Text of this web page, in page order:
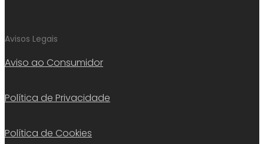
Avisos Legais
Aviso ao Consumidor
Política de Privacidade
Política de Cookies